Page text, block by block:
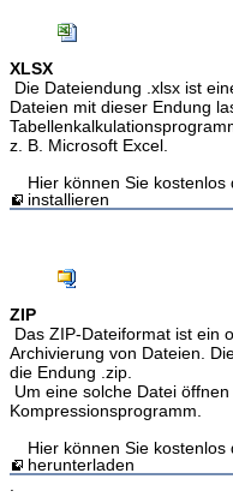
XLSX
Die Dateiendung .xlsx ist
Dateien mit dieser Endung
z. B. Microsoft Excel.
Hier können Sie
installieren
ZIP
Das ZIP-Dateiformat ist ein
Archivierung von Dateien.
die Endung .zip.
Um eine solche Datei
Kompressionsprogramm.
Hier können Sie
herunterladen
.